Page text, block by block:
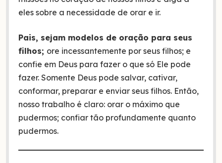
eles sobre a necessidade de orar e ir.
Pais, sejam modelos de oração para seus
filhos; ore incessantemente por seus filhos; e
confie em Deus para fazer o que só Ele pode
fazer. Somente Deus pode salvar, cativar,
conformar, preparar e enviar seus filhos. Então,
nosso trabalho é claro: orar o máximo que
pudermos; confiar tão profundamente quanto
pudermos.